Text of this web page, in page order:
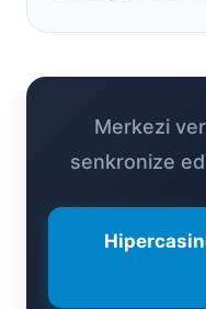
Merkezi
senkronize